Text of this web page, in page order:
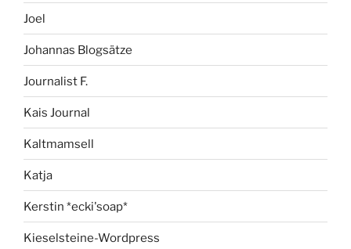
Joel
Johannas Blogsätze
Journalist F.
Kais Journal
Kaltmamsell
Katja
Kerstin *ecki'soap*
Kieselsteine-Wordpress